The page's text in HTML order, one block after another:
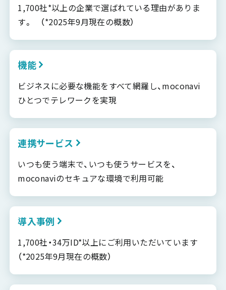
1,700社*以上の企業で選ばれている理由がありま
す。 （*2025年9月現在の概数）
機能
ビジネスに必要な機能をすべて網羅し、moconavi
ひとつでテレワークを実現
連携サービス
いつも使う端末で、いつも使うサービスを、
moconaviのセキュアな環境で利用可能
導入事例
1,700社・34万ID*以上にご利用いただいています
（*2025年9月現在の概数）